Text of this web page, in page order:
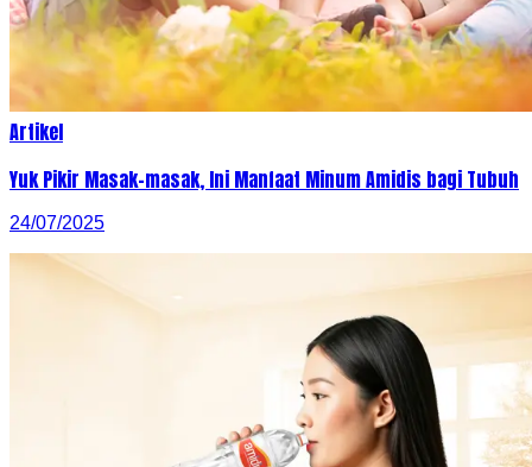
Artikel
Yuk Pikir Masak-masak, Ini Manfaat Minum Amidis bagi Tubuh
24/07/2025